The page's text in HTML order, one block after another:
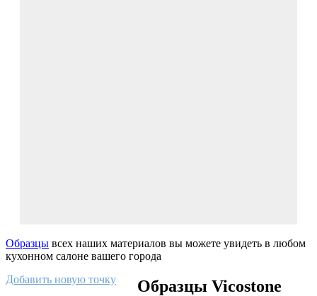
Образцы всех наших материалов вы можете увидеть в любом
кухонном салоне вашего города
Добавить новую точку
Образцы Vicostone